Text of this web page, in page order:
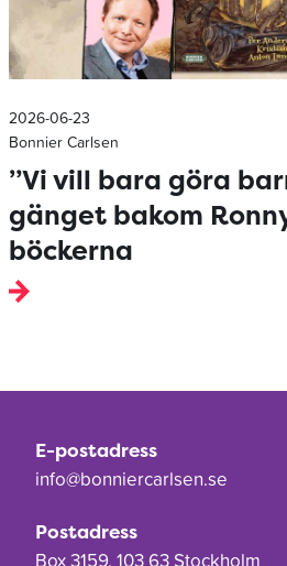
2026-06-23
Bonnier Carlsen
”Vi vill bara göra
gänget bakom
böckerna
E-postadress
info@bonniercarlsen.se
Postadress